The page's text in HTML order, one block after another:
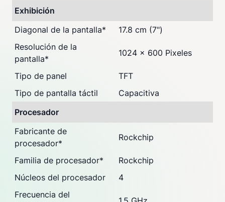
Exhibición
Diagonal de la pantalla*
17.8 cm (7")
Resolución de la
pantalla*
1024 x 600 Pixeles
Tipo de panel
TFT
Tipo de pantalla táctil
Capacitiva
Procesador
Fabricante de
procesador*
Rockchip
Familia de procesador*
Rockchip
Núcleos del procesador
4
Frecuencia del